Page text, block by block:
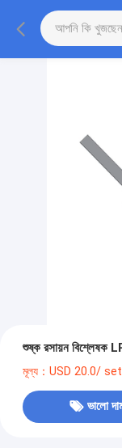
শুষ্ক রসায়ন বিশ্লেষক
মূল্য：USD 20.0/ set
ভালো